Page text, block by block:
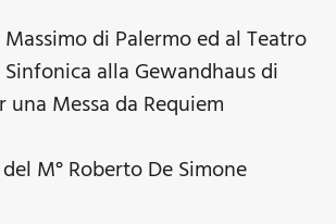
di Palermo ed al Teatro
alla Gewandhaus di
Messa da Requiem
M° Roberto De Simone